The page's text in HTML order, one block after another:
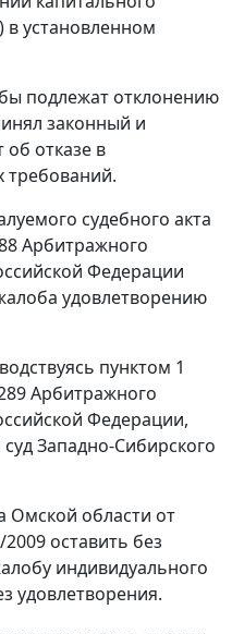
установленном
подлежат отклонению
законный и
отказе в
требований.
судебного акта
Арбитражного
Федерации
удовлетворению
пунктом 1
Арбитражного
Федерации,
Западно-Сибирского
Омской области от
оставить без
индивидуального
удовлетворения.